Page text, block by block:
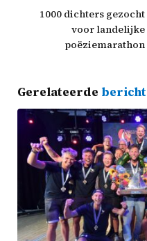
1000 dichters gezocht
voor landelijke
poëziemarathon
Gerelateerde